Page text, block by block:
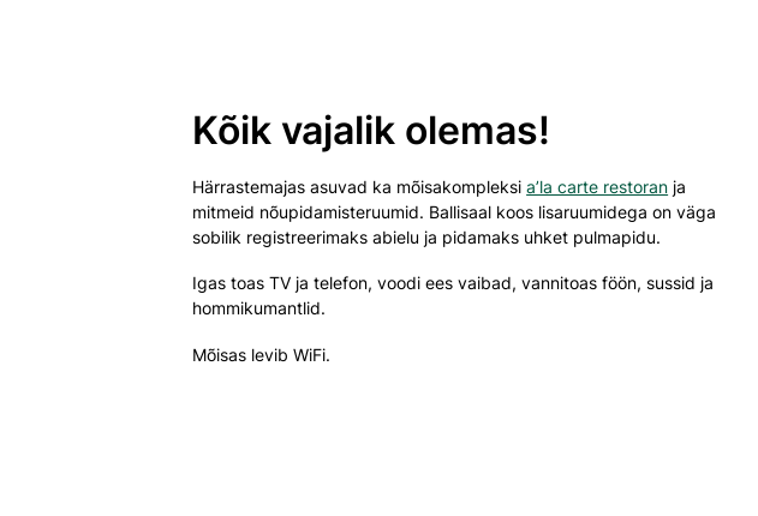
Kõik vajalik olemas!
Härrastemajas asuvad ka mõisakompleksia’la carte restoran ja
mitmeid nõupidamisteruumid. Ballisaal koos lisaruumidega on väga
sobilik registreerimaks abielu ja pidamaks uhket pulmapidu.
Igas toas TV ja telefon, voodi ees vaibad, vannitoas föön, sussid ja
hommikumantlid.
Mõisas levib WiFi.